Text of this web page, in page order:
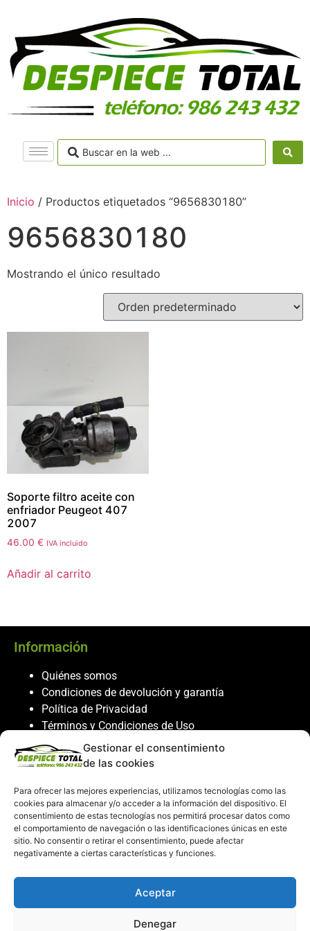
Gestionar el consentimiento
de las cookies
Para ofrecer las mejores experiencias, utilizamos tecnologías como las
cookies para almacenar y/o acceder a la información del dispositivo. El
consentimiento de estas tecnologías nos permitirá procesar datos como
el comportamiento de navegación o las identificaciones únicas en este
sitio. No consentir o retirar el consentimiento, puede afectar
negativamente a ciertas características y funciones.
Aceptar
Denegar
Inicio / Productos etiquetados “9656830180”
9656830180
Mostrando el único resultado
Soporte filtro aceite con
enfriador Peugeot 407
2007
46.00 € IVA incluido
Añadir al carrito
Información
Quiénes somos
Condiciones de devolución y garantía
Política de Privacidad
Términos y Condiciones de Uso
Política de Cookies
Servicio al cliente
Contacto
986 243 432
608 867 074
recambiosdespiecetotal@gmail.com
Mi cuenta
Mi Cuenta